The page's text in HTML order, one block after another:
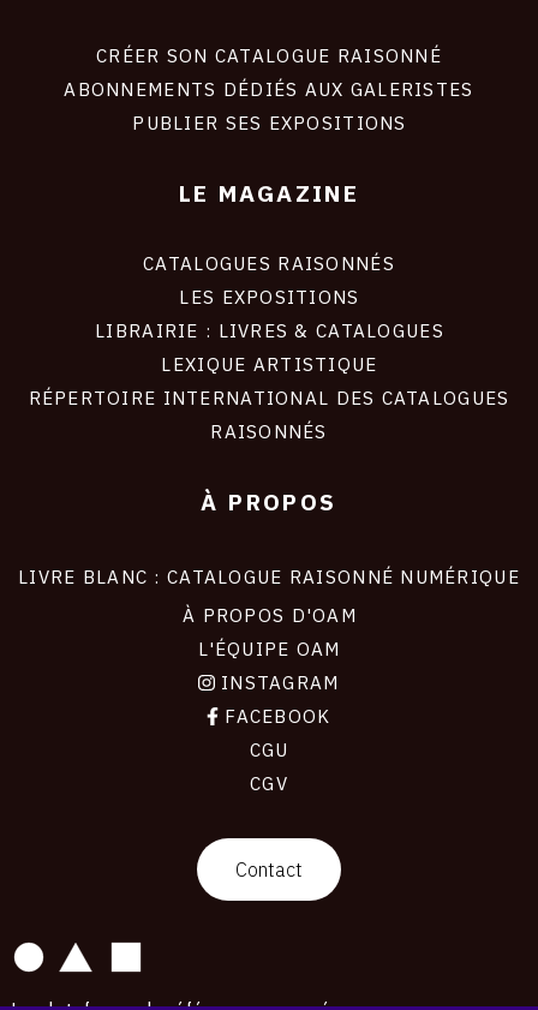
CRÉER SON CATALOGUE RAISONNÉ
ABONNEMENTS DÉDIÉS AUX GALERISTES
PUBLIER SES EXPOSITIONS
LE MAGAZINE
CATALOGUES RAISONNÉS
LES EXPOSITIONS
LIBRAIRIE : LIVRES & CATALOGUES
LEXIQUE ARTISTIQUE
RÉPERTOIRE INTERNATIONAL DES CATALOGUES
RAISONNÉS
À PROPOS
LIVRE BLANC : CATALOGUE RAISONNÉ NUMÉRIQUE
À PROPOS D'OAM
L'ÉQUIPE OAM
INSTAGRAM
FACEBOOK
CGU
CGV
Contact